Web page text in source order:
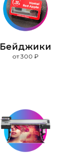
Бейджики
от 300 ₽